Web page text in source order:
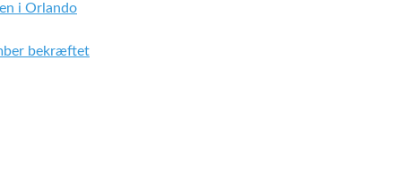
i Orlando
bekræftet